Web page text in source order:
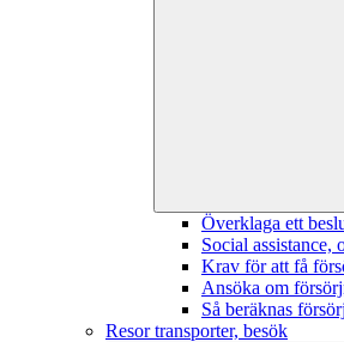
Överklaga ett
Social assistance,
Krav för att få
Ansöka om
Så beräknas
Resor transporter, besök